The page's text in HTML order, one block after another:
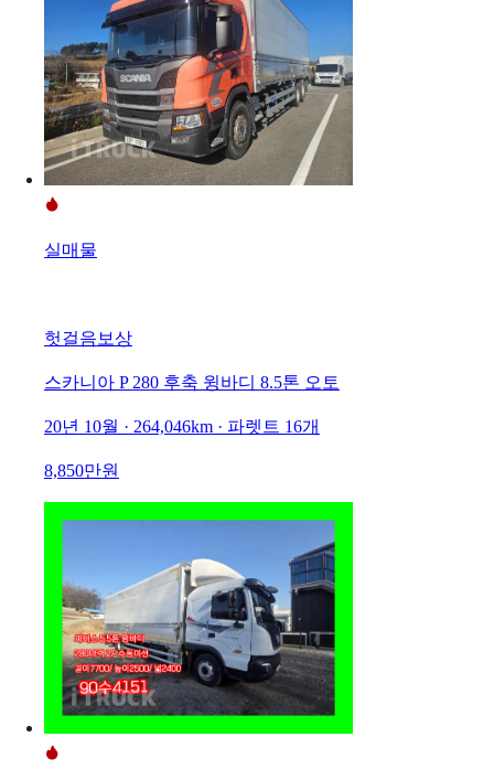
실매물
헛걸음보상
스카니아 P 280 후축 윙바디 8.5톤 오토
20년 10월 · 264,046km · 파렛트 16개
8,850만원